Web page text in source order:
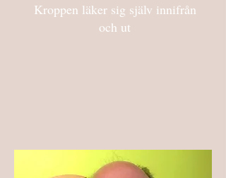
Kroppen läker sig själv innifrån
och ut